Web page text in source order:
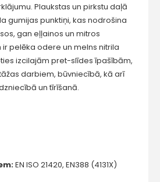
Plaukstas un pirkstu daļā
gumijas punktiņi, kas nodrošina
gan eļļainos un mitros
pelēka odere un melns nitrila
izcilajām pret-slīdes īpašībām,
darbiem, būvniecībā, kā arī
un tīrīšanā.
EN ISO 21420, EN388 (4131X)